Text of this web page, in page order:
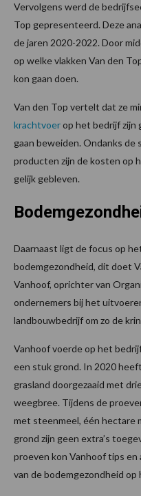
Vervolgens werd de
Top gepresenteerd. Deze
de jaren 2020-2022. Door
op welke vlakken Van den
kon gaan doen.
Van den Top vertelt dat ze
krachtvoerop het bedrijf zijn
gaan beweiden. Ondanks de
producten zijn de kosten op
gelijk gebleven.
Daarnaast ligt de focus op
bodemgezondheid, dit doet
Vanhoof, oprichter van
ondernemers bij het
landbouwbedrijf om zo de
Vanhoof voerde op het
een stuk grond. In 2020
grasland doorgezaaid met
weegbree. Tijdens de
met steenmeel, één hectare
grond zijn geen extra’s
proeven kon Vanhoof tips
van de bodemgezondheid